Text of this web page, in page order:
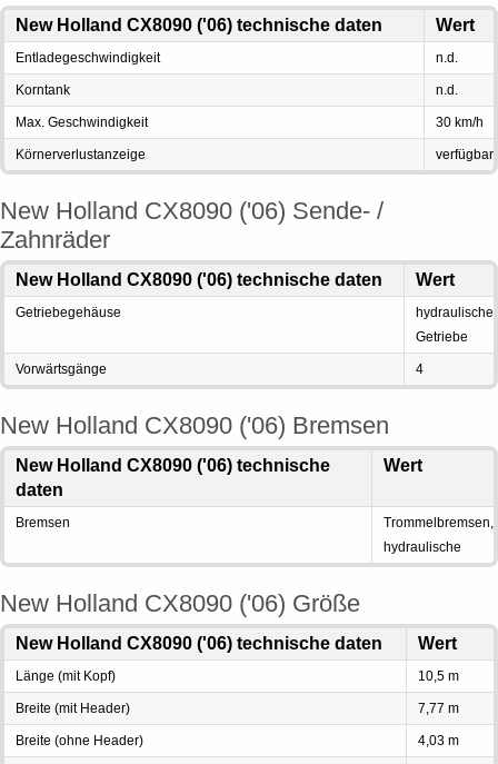
New Holland CX8090 ('06) technische daten Wert
Entladegeschwindigkeit n.d.
Korntank n.d.
Max. Geschwindigkeit 30 km/h
Körnerverlustanzeige verfügbar
New Holland CX8090 ('06) Sende- /
Zahnräder
New Holland CX8090 ('06) technische daten Wert
Getriebegehäuse
hydraulische
Getriebe
Vorwärtsgänge 4
New Holland CX8090 ('06) Bremsen
New Holland CX8090 ('06) technische
daten
Wert
Bremsen
Trommelbremsen,
hydraulische
New Holland CX8090 ('06) Größe
New Holland CX8090 ('06) technische daten Wert
Länge (mit Kopf) 10,5 m
Breite (mit Header) 7,77 m
Breite (ohne Header) 4,03 m